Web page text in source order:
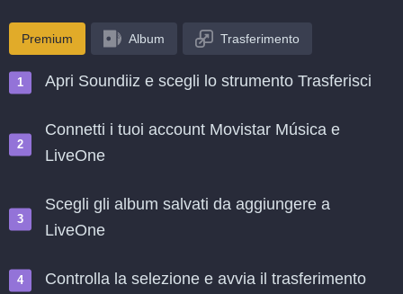
Premium Album Trasferimento
Apri Soundiiz e scegli lo strumento Trasferisci
Connetti i tuoi account Movistar Música e
LiveOne
Scegli gli album salvati da aggiungere a
LiveOne
Controlla la selezione e avvia il trasferimento